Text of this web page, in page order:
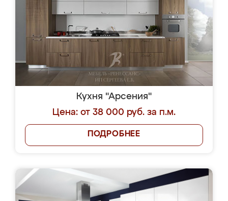
Кухня "Арсения"
Цена: от 38 000 руб. за п.м.
ПОДРОБНЕЕ